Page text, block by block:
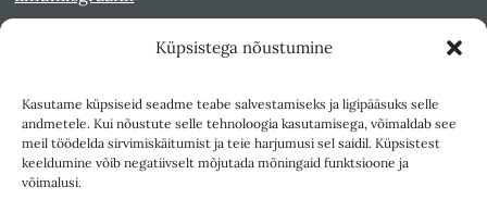
Küpsistega nõustumine
Kasutame küpsiseid seadme teabe salvestamiseks ja ligipääsuks selle
andmetele. Kui nõustute selle tehnoloogia kasutamisega, võimaldab see
meil töödelda sirvimiskäitumist ja teie harjumusi sel saidil. Küpsistest
keeldumine võib negatiivselt mõjutada mõningaid funktsioone ja
võimalusi.
Kultuurileht 1994-1997
Reede 1989-1990
Sirp ja Vasar 1940-1989